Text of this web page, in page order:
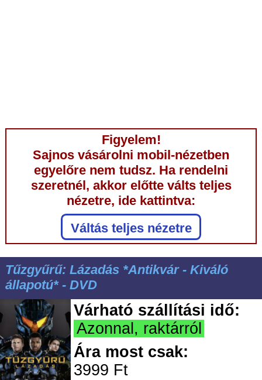
Figyelem!
Sajnos vásárolni mobil-nézetben
egyelőre nem tudsz. Ha rendelni
szeretnél, akkor előtte válts teljes
nézetre, ide kattintva:
Váltás teljes nézetre
Tűzgyűrű: Lázadás *Antikvár - Kiváló
állapotú* - DVD
Várható szállítási idő:
Azonnal, raktárról
Ára most csak:
3999 Ft